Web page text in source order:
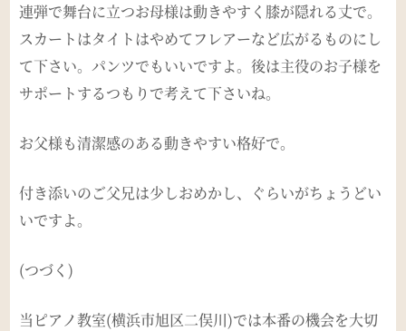
連弾で舞台に立つお母様は動きやすく膝が隠れる丈で。
スカートはタイトはやめてフレアーなど広がるものにし
て下さい。パンツでもいいですよ。後は主役のお子様を
サポートするつもりで考えて下さいね。
お父様も清潔感のある動きやすい格好で。
付き添いのご父兄は少しおめかし、ぐらいがちょうどい
いですよ。
(つづく)
当ピアノ教室(横浜市旭区二俣川)では本番の機会を大切